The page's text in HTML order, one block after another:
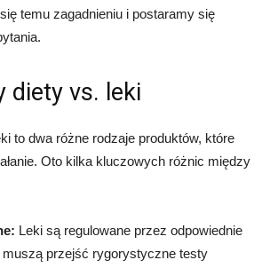
temu zagadnieniu i postaramy się
diety vs. leki
to dwa różne rodzaje produktów, które
Oto kilka kluczowych różnic między
Leki są regulowane przez odpowiednie
muszą przejść rygorystyczne testy